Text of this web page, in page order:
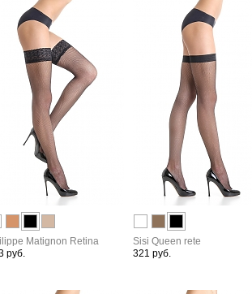
Matignon Retina
руб.
Sisi Queen rete
321 руб.